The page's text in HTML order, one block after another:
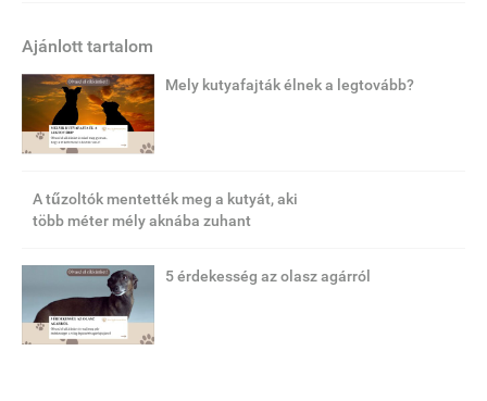
Ajánlott tartalom
Mely kutyafajták élnek a legtovább?
A tűzoltók mentették meg a kutyát, aki
több méter mély aknába zuhant
5 érdekesség az olasz agárról